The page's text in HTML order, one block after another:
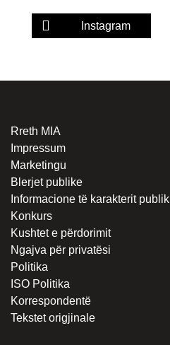
Instagram
Rreth MIA
Impressum
Marketingu
Blerjet publike
Informacione të karakterit publik
Konkurs
Kushtet e përdorimit
Ngajva për privatësi
Politika
ISO Politika
Korrespondentë
Tekstet origjinale